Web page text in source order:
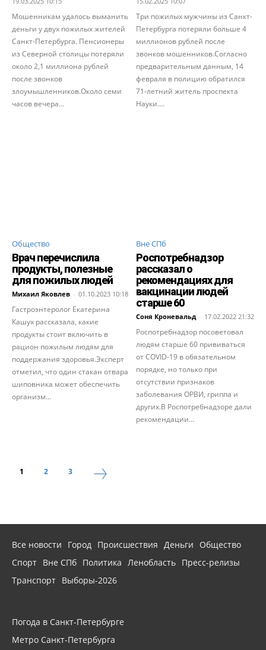
Мошенникам удалось выманить
деньги у двух пожилых жителей
Санкт-Петербурга. Пенсионеры
из Северной столицы потеряли
около 2,1 миллиона рублей
после звонков
злоумышленников.Около семи
часов вечера...
Три пожилых мужчины из Санкт-
Петербурга потеряли больше 4
миллионов рублей после
звонков мошенников.Согласно
предварительным данным, 14
февраля в полицию обратился
71-летний житель проспекта
Науки....
Общество
Врач перечислила
продукты, полезные
для пожилых людей
Михаил Яковлев - 01.10.2023 10:18
Гастроэнтеролог Екатерина
Кашух рассказала, какие
продукты стоит включить в
рацион пожилым людям для
поддержания здоровья.Эксперт
отметил, что один стакан отвара
шиповника может обеспечить
организм...
Вне СПб
Роспотребнадзор
рассказал о
рекомендациях для
вакцинации людей
старше 60
Соня Кроневальд - 17.02.2022 21:32
Роспотребнадзор посоветовал
людям старше 60 прививаться
от COVID-19 в обязательном
порядке, но только при
отсутствии признаков
заболевания ОРВИ, гриппа и
других.В Роспотребнадзоре дали
рекомендации...
1 2 3
Все новости Город Происшествия Деньги
Общество
Спорт Вне СПб Политика Ленобласть Пресс-релизы
Транспорт Выборы-2026
Погода в Санкт-Петербурге
Метро Санкт-Петербурга